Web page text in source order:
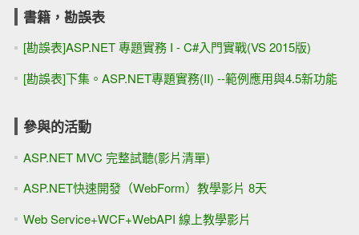
書籍，勘誤表
[勘誤表]ASP.NET 專題實務 I - C#入門實戰(VS 2015版)
[勘誤表]下集。ASP.NET專題實務(II) --範例應用與4.5新功能
參與的活動
ASP.NET MVC 完整試聽(影片清單)
ASP.NET快速開發（WebForm）教學影片 8天
Web Service+WCF+WebAPI 線上教學影片